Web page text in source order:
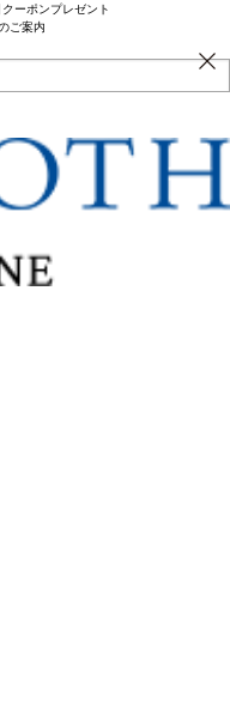
ーポンプレゼント
ご案内